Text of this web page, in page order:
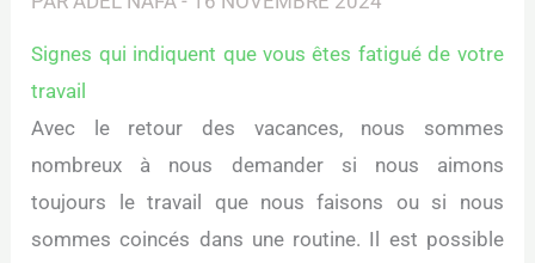
Signes qui indiquent que vous êtes fatigué de votre
travail
Avec le retour des vacances, nous sommes
nombreux à nous demander si nous aimons
toujours le travail que nous faisons ou si nous
sommes coincés dans une routine. Il est possible